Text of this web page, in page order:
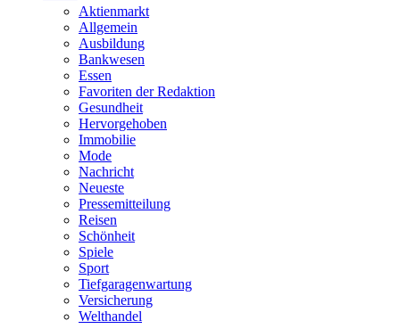
Aktienmarkt
Allgemein
Ausbildung
Bankwesen
Essen
Favoriten der Redaktion
Gesundheit
Hervorgehoben
Immobilie
Mode
Nachricht
Neueste
Pressemitteilung
Reisen
Schönheit
Spiele
Sport
Tiefgaragenwartung
Versicherung
Welthandel